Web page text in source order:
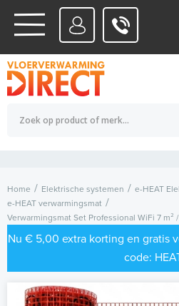
WATERSYSTEMEN
ELEKTRISCHE SYSTEMENTotaalbedrag (incl.
Home Elektrische systemen
e-HEAT
e-HEAT verwarmingsmat
Verwarmingsmat Set Professional WiFi 7 m²
Nu € 5,00 extra korting en gratis
code: